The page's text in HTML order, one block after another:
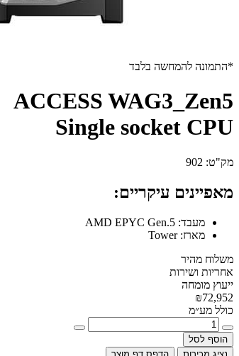
*התמונה להמחשה בלבד
ACCESS WAG3_Zen5
Single socket CPU
מק"ט: 902
מאפיינים עיקריים:
מעבד:
מארז: Tower
משלוח מהיר
אחריות ושירות
ייעוץ מומחה
₪72,952
כולל מע״מ
הוסף לסל